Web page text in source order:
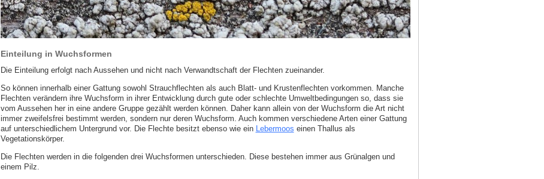
Einteilung in Wuchsformen
Die Einteilung erfolgt nach Aussehen und nicht nach Verwandtschaft der Flechten zueinander.
So können innerhalb einer Gattung sowohl Strauchflechten als auch Blatt- und Krustenflechten vorkommen. Manche
Flechten verändern ihre Wuchsform in ihrer Entwicklung durch gute oder schlechte Umweltbedingungen so, dass sie
vom Aussehen her in eine andere Gruppe gezählt werden können. Daher kann allein von der Wuchsform die Art nicht
immer zweifelsfrei bestimmt werden, sondern nur deren Wuchsform. Auch kommen verschiedene Arten einer Gattung
auf unterschiedlichem Untergrund vor. Die Flechte besitzt ebenso wie ein Lebermoos einen Thallus als
Vegetationskörper.
Die Flechten werden in die folgenden drei Wuchsformen unterschieden. Diese bestehen immer aus Grünalgen und
einem Pilz.